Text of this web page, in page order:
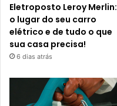
Eletroposto Leroy Merlin:
o lugar do seu carro
elétrico e de tudo o que
sua casa precisa!
6 dias atrás